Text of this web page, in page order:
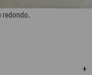
redondo.